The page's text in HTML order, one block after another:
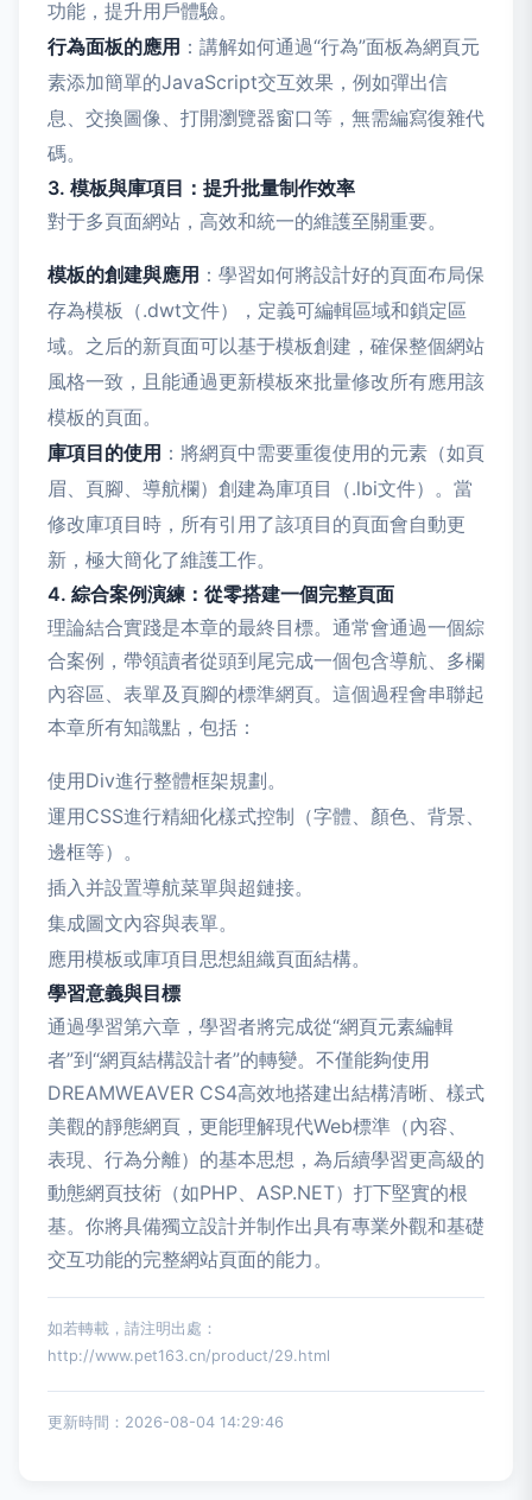
功能，提升用戶體驗。
行為面板的應用 ：講解如何通過“行為”面板為網頁元
素添加簡單的JavaScript交互效果，例如彈出信
息、交換圖像、打開瀏覽器窗口等，無需編寫復雜代
碼。
3. 模板與庫項目：提升批量制作效率
對于多頁面網站，高效和統一的維護至關重要。
模板的創建與應用 ：學習如何將設計好的頁面布局保
存為模板（.dwt文件），定義可編輯區域和鎖定區
域。之后的新頁面可以基于模板創建，確保整個網站
風格一致，且能通過更新模板來批量修改所有應用該
模板的頁面。
庫項目的使用 ：將網頁中需要重復使用的元素（如頁
眉、頁腳、導航欄）創建為庫項目（.lbi文件）。當
修改庫項目時，所有引用了該項目的頁面會自動更
新，極大簡化了維護工作。
4. 綜合案例演練：從零搭建一個完整頁面
理論結合實踐是本章的最終目標。通常會通過一個綜
合案例，帶領讀者從頭到尾完成一個包含導航、多欄
內容區、表單及頁腳的標準網頁。這個過程會串聯起
本章所有知識點，包括：
使用Div進行整體框架規劃。
運用CSS進行精細化樣式控制（字體、顏色、背景、
邊框等）。
插入并設置導航菜單與超鏈接。
集成圖文內容與表單。
應用模板或庫項目思想組織頁面結構。
學習意義與目標
通過學習第六章，學習者將完成從“網頁元素編輯
者”到“網頁結構設計者”的轉變。不僅能夠使用
DREAMWEAVER CS4高效地搭建出結構清晰、樣式
美觀的靜態網頁，更能理解現代Web標準（內容、
表現、行為分離）的基本思想，為后續學習更高級的
動態網頁技術（如PHP、ASP.NET）打下堅實的根
基。你將具備獨立設計并制作出具有專業外觀和基礎
交互功能的完整網站頁面的能力。
如若轉載，請注明出處：
http://www.pet163.cn/product/29.html
更新時間：2026-08-04 14:29:46